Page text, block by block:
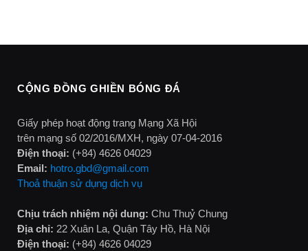
CỘNG ĐỒNG GHIỀN BÓNG ĐÁ
Giấy phép hoạt động trang Mạng Xã Hội
trên mạng số 02/2016/MXH, ngày 07-04-2016
Điện thoại: (+84) 4626 04029
Email: hotro.gbd@gmail.com
Thoả thuận sử dụng dịch vụ
Chịu trách nhiệm nội dung: Chu Thuỷ Chung
Địa chỉ: 22 Xuân La, Quận Tây Hồ, Hà Nội
Điện thoại: (+84) 4626 04029